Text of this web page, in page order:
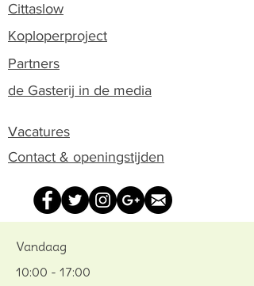
Cittaslow
Koploperproject
Partners
de Gasterij in de media
Vacatures
Contact & openingstijden
Vandaag
10:00 - 17:00